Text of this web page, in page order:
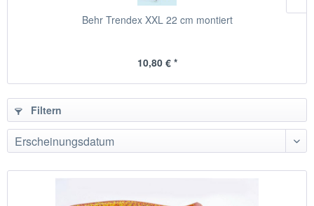
Behr Trendex XXL 22 cm montiert
10,80 € *
Filtern